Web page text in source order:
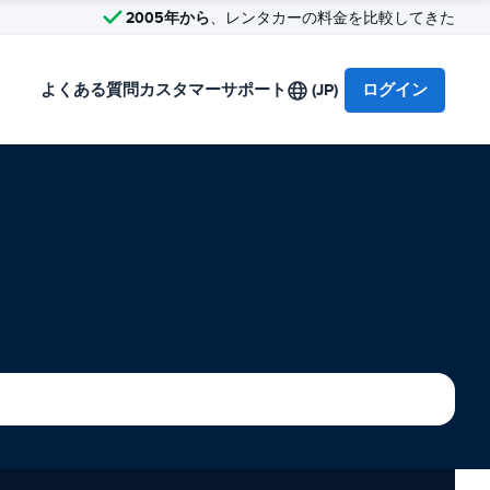
2005年から、レンタカーの料金を比較してきた
よくある質問カスタマーサポート (JP) ログイン